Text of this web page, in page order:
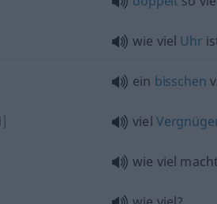
wie viel Uhr
ein bisschen
viel
wie viel